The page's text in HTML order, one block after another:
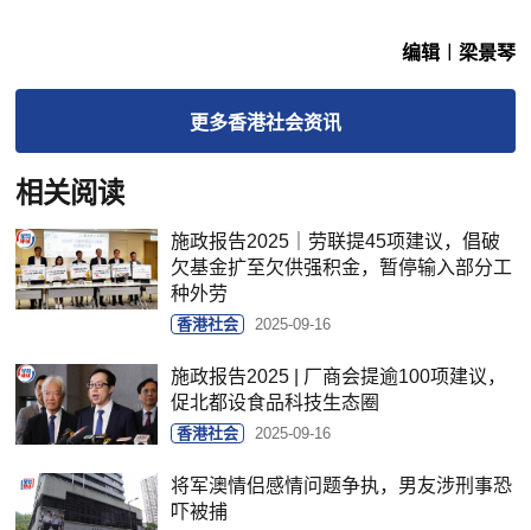
编辑︱梁景琴
更多香港社会资讯
相关阅读
施政报告2025｜劳联提45项建议，倡破
欠基金扩至欠供强积金，暂停输入部分工
种外劳
香港社会 2025-09-16
施政报告2025 | 厂商会提逾100项建议，
促北都设食品科技生态圈
香港社会 2025-09-16
将军澳情侣感情问题争执，男友涉刑事恐
吓被捕